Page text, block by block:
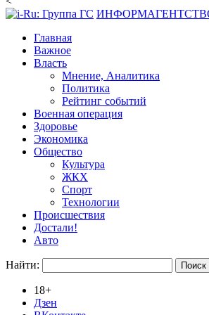
Главная
Важное
Власть
Мнение, Аналитика
Политика
Рейтинг событий
Военная операция
Здоровье
Экономика
Общество
Культура
ЖКХ
Спорт
Технологии
Происшествия
Достали!
Авто
Найти:
18+
Дзен